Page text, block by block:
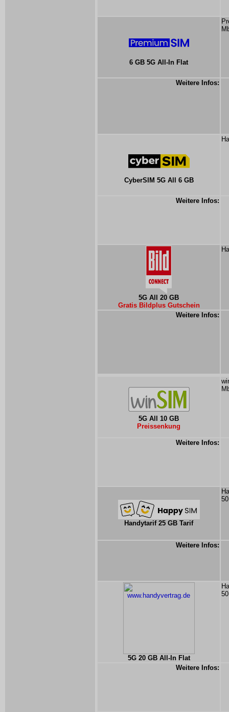
6 GB 5G All-In Flat
Weitere Infos:
CyberSIM 5G All 6 GB
Weitere Infos:
5G All 20 GB
Gratis Bildplus Gutschein
Weitere Infos:
5G All 10 GB
Preissenkung
Weitere Infos:
Handytarif 25 GB Tarif
Weitere Infos:
5G 20 GB All-In Flat
Weitere Infos: